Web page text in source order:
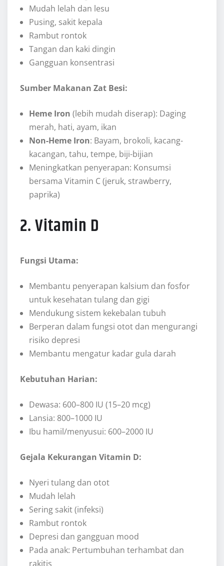
Mudah lelah dan lesu
Pusing, sakit kepala
Rambut rontok
Tangan dan kaki dingin
Gangguan konsentrasi
Sumber Makanan Zat Besi:
Heme Iron (lebih mudah diserap): Daging
merah, hati, ayam, ikan
Non-Heme Iron: Bayam, brokoli, kacang-
kacangan, tahu, tempe, biji-bijian
Meningkatkan penyerapan: Konsumsi
bersama Vitamin C (jeruk, strawberry,
paprika)
2. Vitamin D
Fungsi Utama:
Membantu penyerapan kalsium dan fosfor
untuk kesehatan tulang dan gigi
Mendukung sistem kekebalan tubuh
Berperan dalam fungsi otot dan mengurangi
risiko depresi
Membantu mengatur kadar gula darah
Kebutuhan Harian:
Dewasa: 600–800 IU (15–20 mcg)
Lansia: 800–1000 IU
Ibu hamil/menyusui: 600–2000 IU
Gejala Kekurangan Vitamin D:
Nyeri tulang dan otot
Mudah lelah
Sering sakit (infeksi)
Rambut rontok
Depresi dan gangguan mood
Pada anak: Pertumbuhan terhambat dan
rakitis